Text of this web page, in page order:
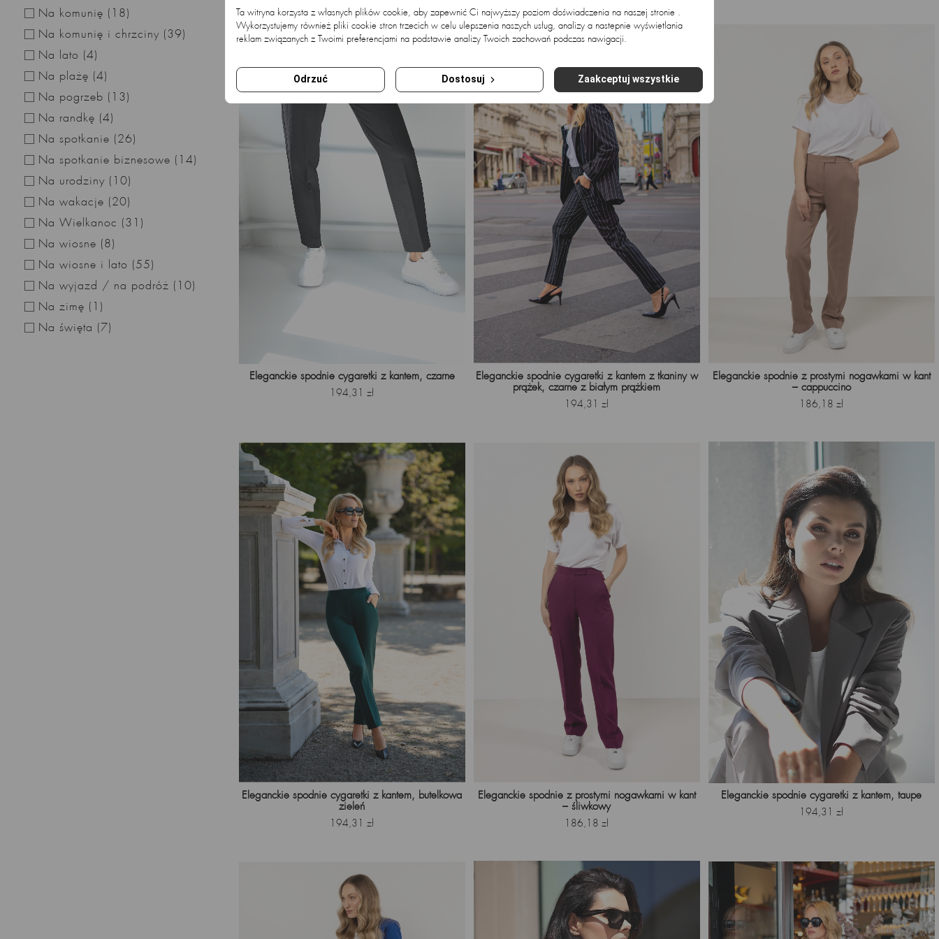
Na komunię (18)
Na komunię i chrzciny (39)
Na lato (4)
Na plażę (4)
Na pogrzeb (13)
Na randkę (4)
Na spotkanie (26)
Na spotkanie biznesowe (14)
Na urodziny (10)
Na wakacje (20)
Na Wielkanoc (31)
Na wiosne (8)
Na wiosne i lato (55)
Na wyjazd / na podróż (10)
Na zimę (1)
Na święta (7)
Eleganckie spodnie cygaretki z kantem, czarne
Cena
194,31 zł
Eleganckie spodnie cygaretki z kantem z tkaniny w
prążek, czarne z białym prążkiem
Cena
194,31 zł
Eleganckie spodnie z prostymi nogawkami w kant
– cappuccino
Cena
186,18 zł
Eleganckie spodnie cygaretki z kantem, butelkowa
zieleń
Cena
194,31 zł
Eleganckie spodnie z prostymi nogawkami w kant
– śliwkowy
Cena
186,18 zł
Eleganckie spodnie cygaretki z kantem, taupe
Cena
194,31 zł
Ta witryna korzysta z własnych plików cookie, aby zapewnić Ci najwyższy poziom doświadczenia na naszej stronie .
Wykorzystujemy również pliki cookie stron trzecich w celu ulepszenia naszych usług, analizy a nastepnie wyświetlania
reklam związanych z Twoimi preferencjami na podstawie analizy Twoich zachowań podczas nawigacji.
Odrzuć Dostosuj Zaakceptuj wszystkie